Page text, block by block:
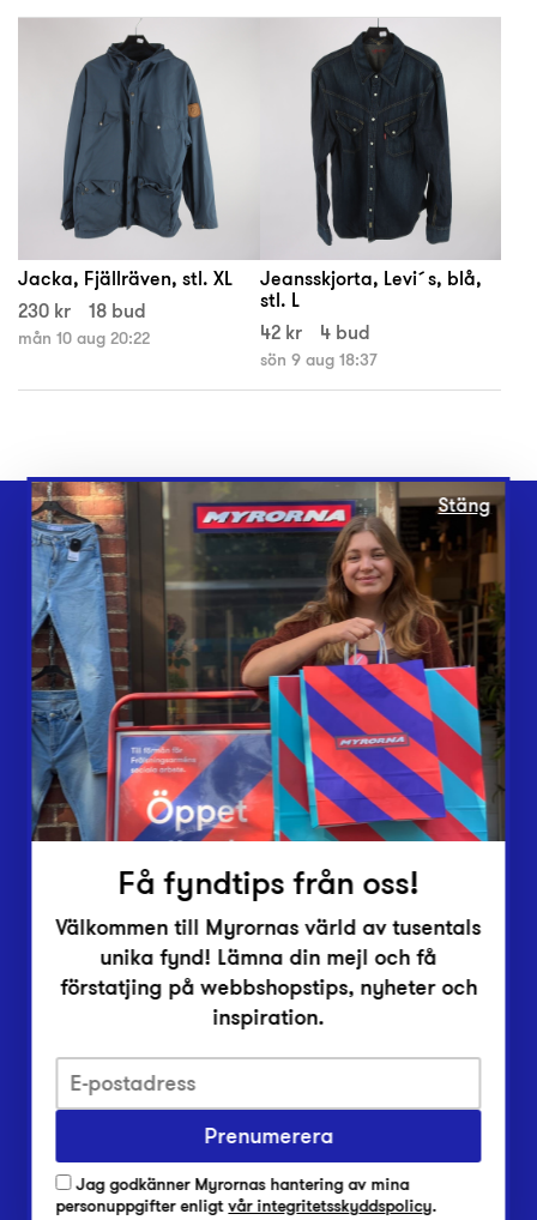
Jacka, Fjällräven, stl. XL
230 kr
18 bud
mån 10 aug 20:22
Jeansskjorta, Levi´s, blå,
stl. L
42 kr
4 bud
sön 9 aug 18:37
Webbshop
Butiker
Lämna in
Vårt överskott
Inlämningsplatser
Om Myrorna
Lediga jobb
Pressrum
Integritetsskyddspolicy
Har du frågor om onlineköp, leverans eller retur?
Har du frågor om vår verksamhet?
Vanliga frågor om Myrorna
Stäng
Få fyndtips från oss!
Välkommen till Myrornas värld av tusentals
unika fynd! Lämna din mejl och få
förstatjing på webbshopstips, nyheter och
inspiration.
Prenumerera
Jag godkänner Myrornas hantering av mina
personuppgifter enligtvår integritetsskyddspolicy.